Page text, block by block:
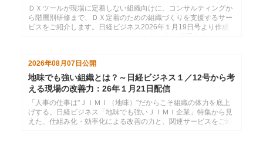
ＤＸツールが現場に定着しない組織向けに、コンサルティングか
ら階層別研修まで、ＤＸ定着のための組織づくりを支援するサー
ビスをご紹介します。日経ビジネス2026年１月19日号より作成
2026年08月07日公開
地味でも強い組織とは？～日経ビジネス１／12号から考
える現場の改善力：26年１月21日配信
「人事の仕事は"ＪＩＭＩ（地味）"だからこそ組織の体力を底上
げする。日経ビジネス「地味でも強いＪＩＭＩ企業」特集から見
えた、仕組み化・効率化による改善の力と、関連サービスをご紹